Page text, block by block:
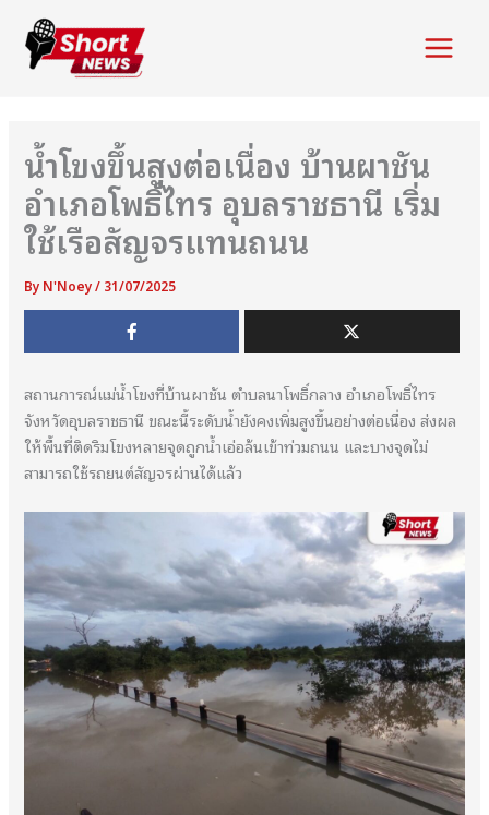
content
Main
น้ำโขงขึ้นสูงต่อเนื่อง บ้านผาชัน
อำเภอโพธิ์ไทร อุบลราชธานี เริ่ม
ใช้เรือสัญจรแทนถนน
By N'Noey/ 31/07/2025
สถานการณ์แม่น้ำโขงที่บ้านผาชัน ตำบลนาโพธิ์กลาง อำเภอโพธิ์ไทร
จังหวัดอุบลราชธานี ขณะนี้ระดับน้ำยังคงเพิ่มสูงขึ้นอย่างต่อเนื่อง ส่งผล
ให้พื้นที่ติดริมโขงหลายจุดถูกน้ำเอ่อล้นเข้าท่วมถนน และบางจุดไม่
สามารถใช้รถยนต์สัญจรผ่านได้แล้ว